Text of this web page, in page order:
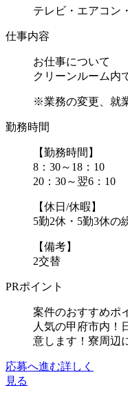
テレビ・エアコン
仕事内容
お仕事について
クリーンルーム内
※業務の変更、就
勤務時間
【勤務時間】
8：30～18：10
20：30～翌6：10
【休日/休暇】
5勤2休・5勤3休
【備考】
2交替
PRポイント
案件のおすすめポ
人気の甲府市内！
意します！寮周辺
応募へ進む詳しく
見る